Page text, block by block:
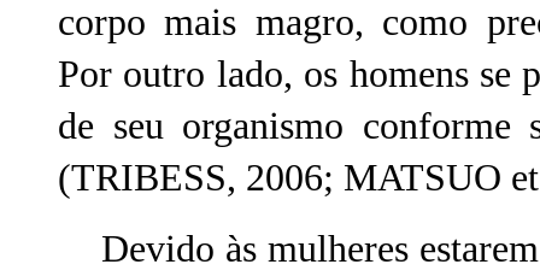
corpo mais magro, como
Por outro lado, os homens se
de seu organismo conforme
(TRIBESS, 2006; MATSUO
Devido às mulheres estarem